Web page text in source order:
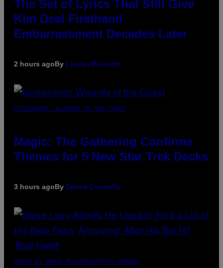
The Set of Lyrics That Still Give
Kim Deal Firsthand
Embarrassment Decades Later
2 hours agoBy Lauren Boisvert
SCREENSHOT: WIZARDS OF THE COAST
Magic: The Gathering Confirms
Themes for 5 New Star Trek Decks
3 hours agoBy Denny Connolly
PHOTO BY JAMIE MCCARTHY/GETTY IMAGES